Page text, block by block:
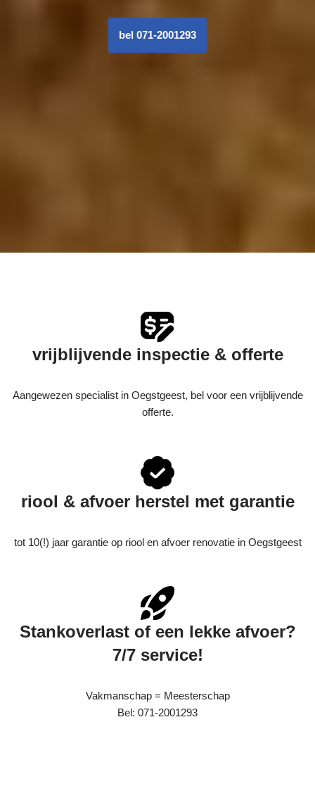
bel 071-2001293
vrijblijvende inspectie & offerte
Aangewezen specialist in Oegstgeest, bel voor een vrijblijvende
offerte.
riool & afvoer herstel met garantie
tot 10(!) jaar garantie op riool en afvoer renovatie in Oegstgeest
Stankoverlast of een lekke afvoer?
7/7 service!
Vakmanschap = Meesterschap
Bel: 071-2001293